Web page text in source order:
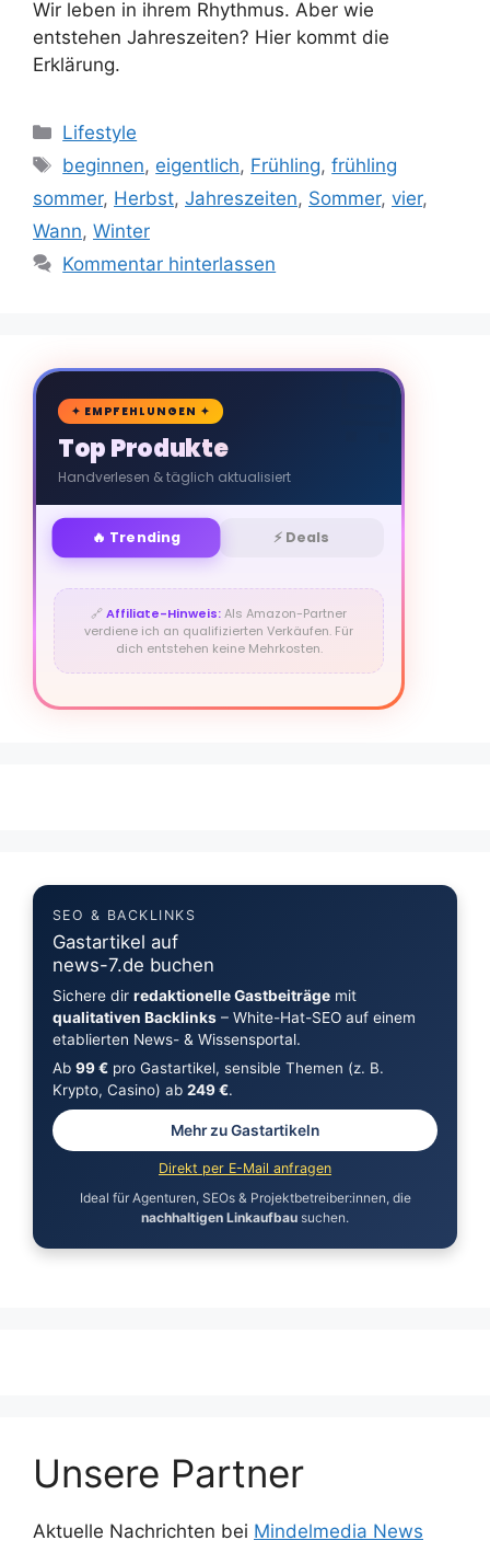
Wir leben in ihrem Rhythmus. Aber wie
entstehen Jahreszeiten? Hier kommt die
Erklärung.
Kategorien
Lifestyle
Schlagwörter
beginnen, eigentlich, Frühling,frühling
sommer, Herbst, Jahreszeiten, Sommer, vier,
Wann, Winter
Kommentar hinterlassen
🛒
✦ EMPFEHLUNGEN ✦
Top Produkte
Handverlesen & täglich aktualisiert
🔥 Trending ⚡ Deals
🔗Affiliate-Hinweis:Als Amazon-Partner
verdiene ich an qualifizierten Verkäufen. Für
dich entstehen keine Mehrkosten.
SEO & BACKLINKS
Gastartikel auf
news-7.de buchen
Sichere dir redaktionelle Gastbeiträgemit
qualitativen Backlinks– White-Hat-SEO auf einem
etablierten News- & Wissensportal.
Ab 99 €pro Gastartikel, sensible Themen (z. B.
Krypto, Casino) ab 249 €.
Mehr zu Gastartikeln
Direkt per E-Mail anfragen
Ideal für Agenturen, SEOs & Projektbetreiber:innen, die
nachhaltigen Linkaufbau suchen.
Unsere Partner
Aktuelle Nachrichten bei Mindelmedia News